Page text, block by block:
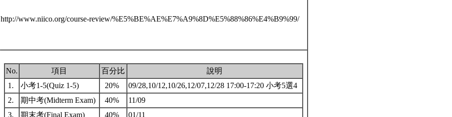
http://www.niico.org/course-review/%E5%BE%AE%E7%A9%8D%E5%88%86%E4%B9%99/
No. 項目 百分比
說明
1.
小考1-5(Quiz 1-5) 20%
09/28,10/12,10/26,12/07,12/28 17:00-17:20 小考5選4
2.
期中考(Midterm Exam) 40%
11/09
3.
期末考(Final Exam) 40% 01/11